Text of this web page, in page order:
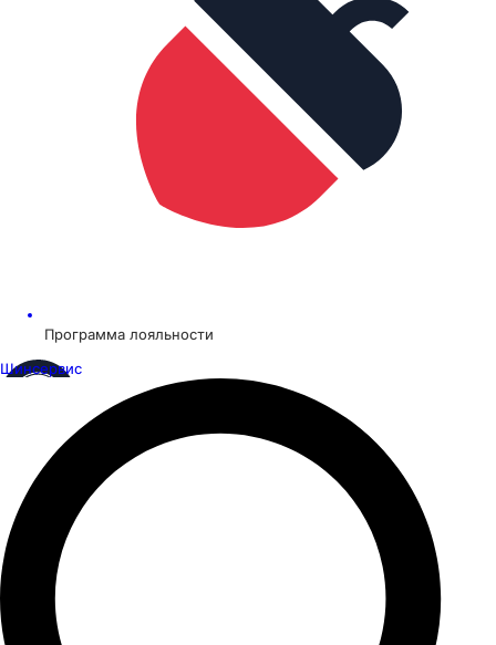
Программа лояльности
Шинсервис